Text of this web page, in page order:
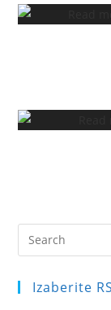
Izaberite